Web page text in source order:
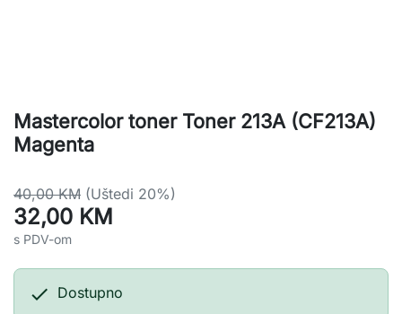
Mastercolor toner Toner 213A (CF213A)
Magenta
40,00 KM (Uštedi 20%)
32,00 KM
s PDV-om
 Dostupno